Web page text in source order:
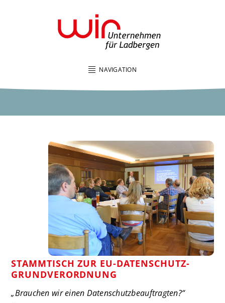
NAVIGATION
STAMMTISCH ZUR EU-DATENSCHUTZ-
GRUNDVERORDNUNG
„Brauchen wir einen Datenschutzbeauftragten?“